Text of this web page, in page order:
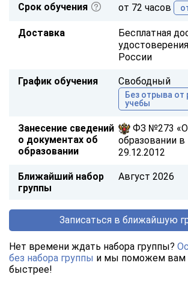
Срок обучения от 72 часов
Доставка
Бесплатная
России
График обучения Свободный
Без отрыва от
учебы
Занесение сведений
о документах об
образовании
ФЗ №273
образовании
29.12.2012
Ближайший набор
группы
Август 2026
Записаться в ближайшую
Нет времени ждать набора группы?
без набора группы и мы поможем вам
быстрее!